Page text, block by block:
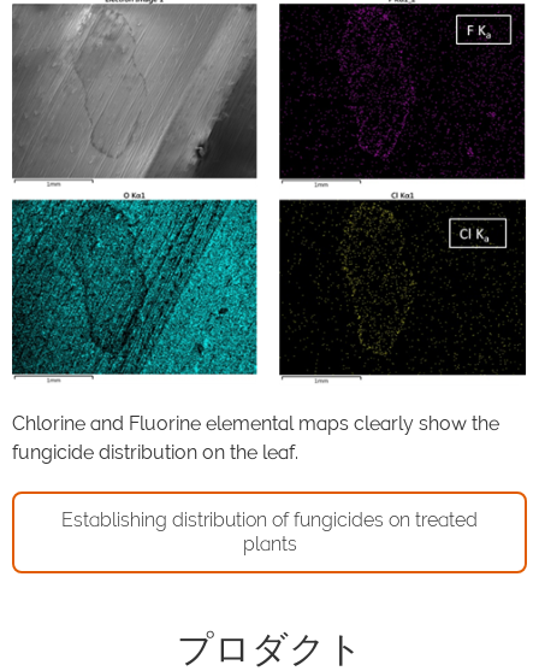
Chlorine and Fluorine elemental maps clearly show the
fungicide distribution on the leaf.
Establishing distribution of fungicides on treated
plants
プロダクト